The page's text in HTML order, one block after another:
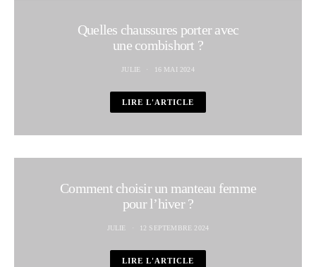
Quelles chaussures porter avec
une combishort ?
JULIE 16 MAI 2024
LIRE L'ARTICLE
Comment choisir un manteau femme
pour l’hiver ?
JULIE 12 SEPTEMBRE 2024
LIRE L'ARTICLE